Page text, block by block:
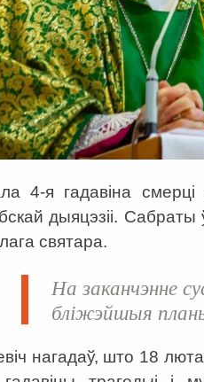
4-я гадавіна смерці
дыяцэзіі.
святара.
На заканчэнне
бліжэйшыя
нагадаў, што 18